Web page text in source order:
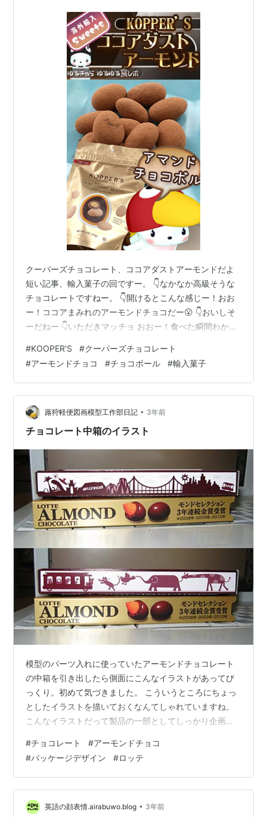
クーパーズチョコレート、ココアダストアーモンドだよ
短い記事、輸入菓子の回ですー。 👇なかなか高級そうな
チョコレートですねー。 👇開けるとこんな感じー！おお
ー！ココアまみれのアーモンドチョコだー😮 👇おいしそ
ーだねー 👇いただきマッチョ おおー！食べた瞬間わかり
はじけてとってもいい食感 それを包んでいるチョコレー
トがトロリと溶けて、口の中で広がるカカオの香り💛 く
ちどけもとてもよいチョコレートですねー スーパーで売
ってるアーモンドチョコとは一線を画す美味しさでした
ー 9てーん！また食べたーい、どこで買ったんだっけー(;
･`д･´) 残りは冷…
#KOOPER'S #クーパーズチョコレート
#アーモンドチョコ #チョコボール #輸入菓子
蕗狩軽便図画模型工作部日記 • 3年前
チョコレート中箱のイラスト
模型のパーツ入れに使っていたアーモンドチョコレート
の中箱を引き出したら側面にこんなイラストがあってび
っくり。初めて気づきました。 こういうところにちょっ
としたイラストを描いておくなんてしゃれていますね。
こんなイラストだって製品の一部としてしっかり企画検
手間そして費用もかかっていることだろうと思います。
ケーブルカー（かな？）と動物の好ましいイラストだか
らというわけじゃないですが、こういうあそびというか
余裕のある製品をつくるメーカーはおもわず応援したく
なります。 ところでこれ、パッケージの表記を見たらど
#チョコレート #アーモンドチョコ
#パッケージデザイン #ロッテ
英語の顔表情.airabuwo.blog • 3年前